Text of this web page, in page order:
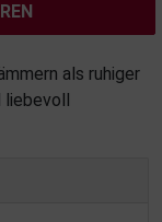
als ruhiger
liebevoll